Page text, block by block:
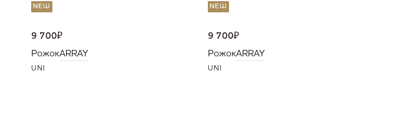
NEW
9 700₽
РожокARRAY
UNI
NEW
9 700₽
РожокARRAY
UNI